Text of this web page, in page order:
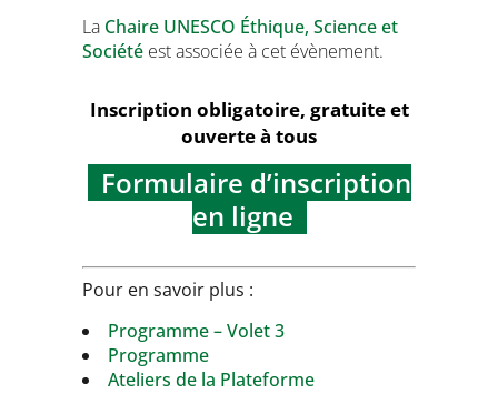
La Chaire UNESCO Éthique, Science et
Société est associée à cet évènement.
Inscription obligatoire, gratuite et
ouverte à tous
Formulaire d’inscription
en ligne
Pour en savoir plus :
Programme – Volet 3
Programme
Ateliers de la Plateforme